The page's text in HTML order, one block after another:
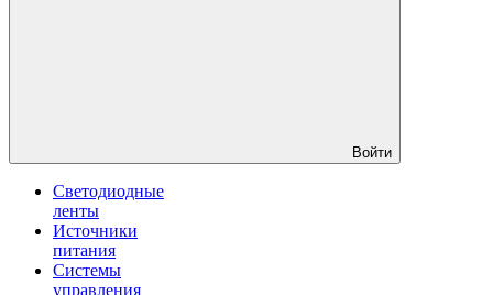
Войти
Светодиодные
ленты
Источники
питания
Системы
управления